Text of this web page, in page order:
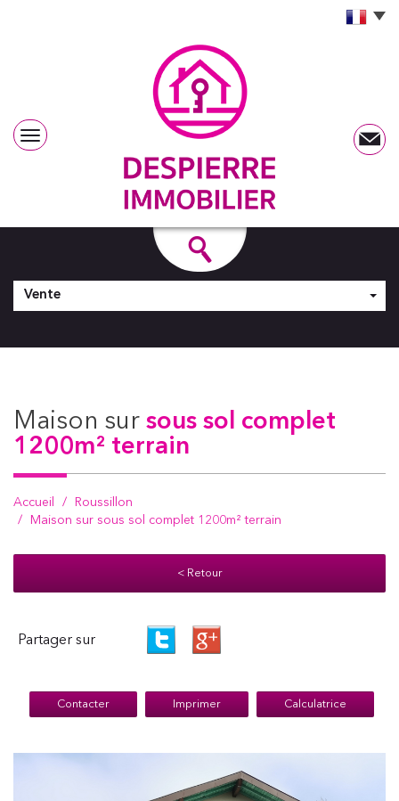
Vente
maison sur sous sol complet
1200m² terrain
Accueil
Roussillon
Maison sur sous sol complet 1200m² terrain
< Retour
Partager sur
Contacter Imprimer Calculatrice